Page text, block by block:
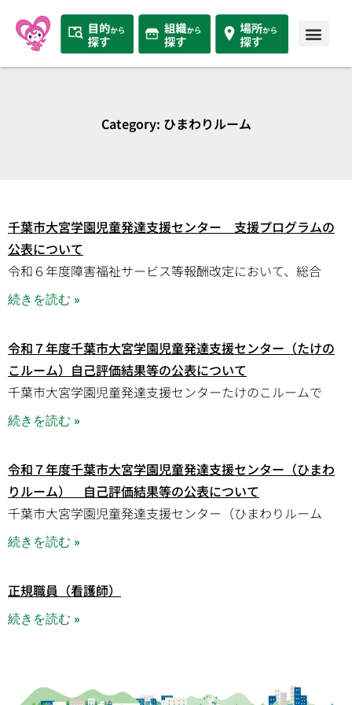
Category: ひまわりルーム
千葉市大宮学園児童発達支援センター 支援プログラムの
公表について
令和６年度障害福祉サービス等報酬改定において、総合
続きを読む »
令和７年度千葉市大宮学園児童発達支援センター（たけの
こルーム）自己評価結果等の公表について
千葉市大宮学園児童発達支援センターたけのこルームで
続きを読む »
令和７年度千葉市大宮学園児童発達支援センター（ひまわ
りルーム） 自己評価結果等の公表について
千葉市大宮学園児童発達支援センター（ひまわりルーム
続きを読む »
正規職員（看護師）
続きを読む »